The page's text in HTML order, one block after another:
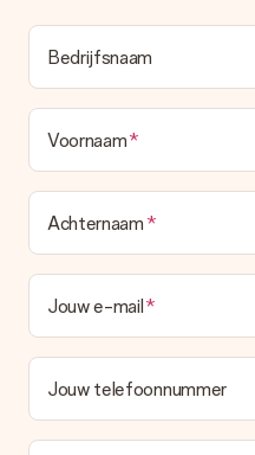
Bedrijfsnaam
Voornaam
Achternaam
Jouw e-mail
Jouw telefoonnummer